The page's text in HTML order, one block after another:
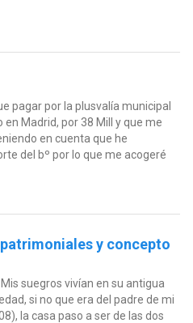
pagar por la plusvalía municipal
Madrid, por 38 Mill y que me
en cuenta que he
del bº por lo que me acogeré
y concepto
suegros vivían en su antigua
si no que era del padre de mi
la casa paso a ser de las dos